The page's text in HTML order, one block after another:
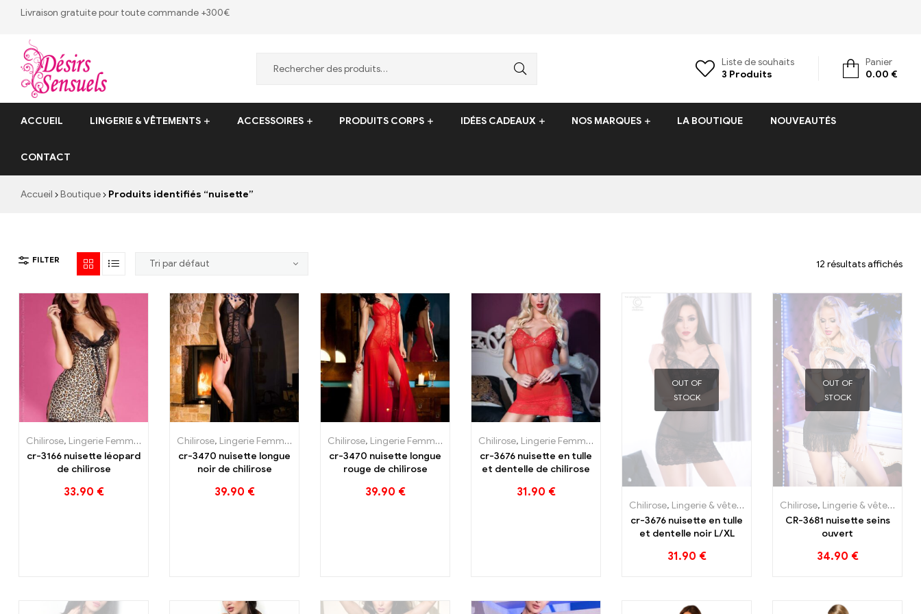
Livraison gratuite pour toute commande +300€
Desirs
Sensuels
Désirs
Sensuels
Victor
77410
Claye
Liste de souhaits
3 Produits
Panier
0.00 €
ACCUEIL LINGERIE & VÊTEMENTS ACCESSOIRES PRODUITS CORPS IDÉES CADEAUX NOS MARQUES LA BOUTIQUE NOUVEAUTÉS
CONTACT
Accueil Boutique Produits identifiés “nuisette”
FILTER 12 résultats affichés
Chilirose, Lingerie Femme ,
Nuisettes
cr-3166 nuisette léopard
de chilirose
33.90 €
Chilirose, Lingerie Femme ,
nuisettes longues
cr-3470 nuisette longue
noir de chilirose
39.90 €
Chilirose, Lingerie Femme , Nos Marques,nuisettes longues
cr-3470 nuisette longue
rouge de chilirose
39.90 €
Chilirose, Lingerie Femme ,
cr-3676 nuisette en tulle
et dentelle de chilirose
31.90 €
OUT OF
STOCK
Chilirose, Lingerie & vêtements Lingerie Femme,Nos Marques
cr-3676 nuisette en tulle
et dentelle noir L/XL
31.90 €
OUT OF
STOCK
Chilirose, Lingerie & vêtements
CR-3681 nuisette seins
ouvert
34.90 €